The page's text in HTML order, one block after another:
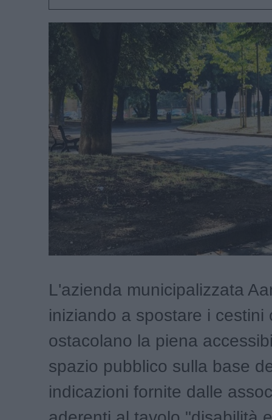
L'azienda municipalizzata
iniziando a spostare i cestini
ostacolano la piena
spazio pubblico sulla base
indicazioni fornite dalle